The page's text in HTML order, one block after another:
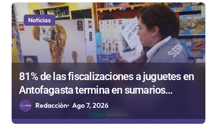
Noticias
81% de las fiscalizaciones a juguetes en
Antofagasta termina en sumarios
sanitarios
Redacción Ago 7, 2026